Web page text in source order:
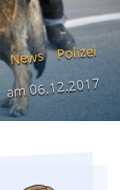
News Polizei
am06.12.2017